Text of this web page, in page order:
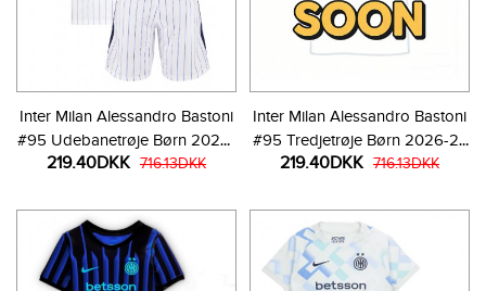
Inter Milan Alessandro Bastoni
#95 Udebanetrøje Børn 2026-
27 Kortærmet (+ Korte bukser)
219.40DKK 716.13DKK
Inter Milan Alessandro Bastoni
#95 Tredjetrøje Børn 2026-27
Kortærmet (+ Korte bukser)
219.40DKK 716.13DKK